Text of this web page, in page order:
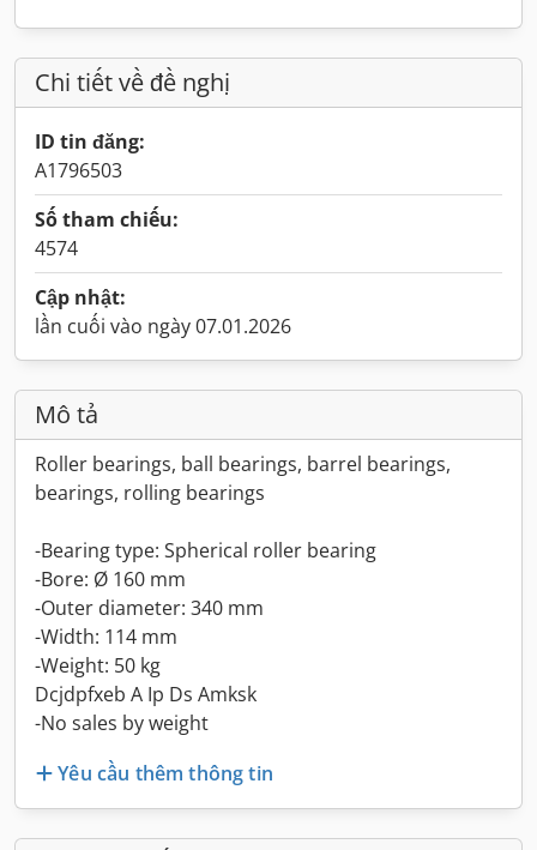
Chi tiết về đề nghị
ID tin đăng:
A1796503
Số tham chiếu:
4574
Cập nhật:
lần cuối vào ngày 07.01.2026
Mô tả
Roller bearings, ball bearings, barrel bearings,
bearings, rolling bearings
-Bearing type: Spherical roller bearing
-Bore: Ø 160 mm
-Outer diameter: 340 mm
-Width: 114 mm
-Weight: 50 kg
Dcjdpfxeb A Ip Ds Amksk
-No sales by weight
Yêu cầu thêm thông tin